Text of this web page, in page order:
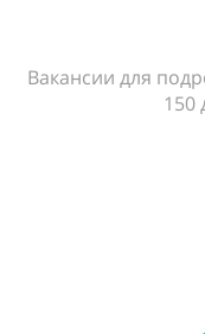
Вакансии для
150